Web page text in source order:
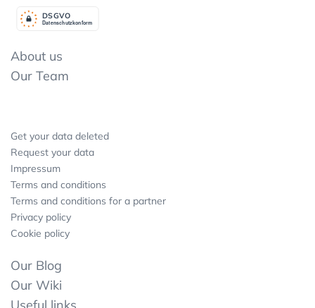
Datenschutzkonform
DSGVO
About us
Our Team
Get your data deleted
Request your data
Impressum
Terms and conditions
Terms and conditions for a partner
Privacy policy
Cookie policy
Our Blog
Our Wiki